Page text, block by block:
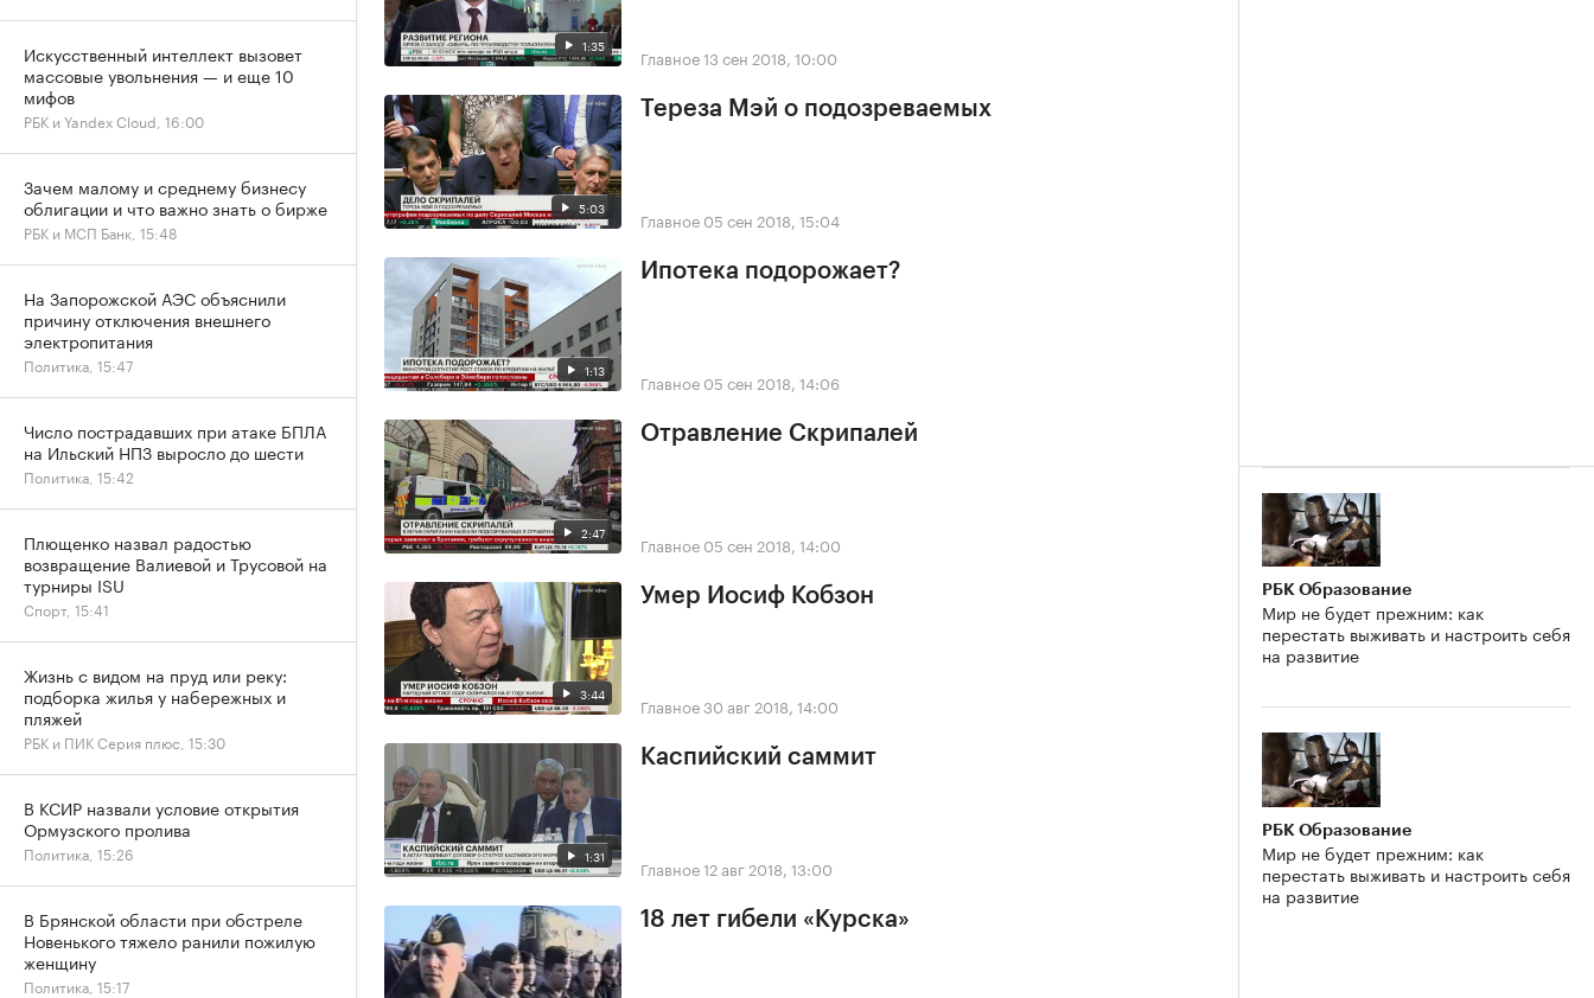
1:35 Главное13 сен 2018, 10:00
5:03
Тереза Мэй о подозреваемых
Главное 05 сен 2018, 15:04
1:13
Ипотека подорожает?
Главное 05 сен 2018, 14:06
2:47
Отравление Скрипалей
Главное 05 сен 2018, 14:00
3:44
Умер Иосиф Кобзон
Главное30 авг 2018, 14:00
1:31
Каспийский саммит
Главное12 авг 2018, 13:00
18 лет гибели «Курска»
РБК Образование
Мир не будет прежним: как
перестать выживать и настроить себя
на развитие
РБК Образование
Мир не будет прежним: как
перестать выживать и настроить себя
на развитие
Искусственный интеллект вызовет
массовые увольнения — и еще 10
мифов
РБК и Yandex Cloud, 16:00
Зачем малому и среднему бизнесу
облигации и что важно знать о бирже
РБК и МСП Банк, 15:48
На Запорожской АЭС объяснили
причину отключения внешнего
электропитания
Политика, 15:47
Число пострадавших при атаке БПЛА
на Ильский НПЗ выросло до шести
Политика, 15:42
Плющенко назвал радостью
возвращение Валиевой и Трусовой на
турниры ISU
Спорт, 15:41
Жизнь с видом на пруд или реку:
подборка жилья у набережных и
пляжей
РБК и ПИК Серия плюс, 15:30
В КСИР назвали условие открытия
Ормузского пролива
Политика, 15:26
В Брянской области при обстреле
Новенького тяжело ранили пожилую
женщину
Политика, 15:17